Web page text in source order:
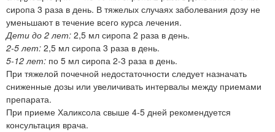
сиропа 3 раза в день. В тяжелых случаях заболевания дозу не
уменьшают в течение всего курса лечения.
Дети до 2 лет: 2,5 мл сиропа 2 раза в день.
2-5 лет: 2,5 мл сиропа 3 раза в день.
5-12 лет: по 5 мл сиропа 2-3 раза в день.
При тяжелой почечной недостаточности следует назначать
сниженные дозы или увеличивать интервалы между приемами
препарата.
При приеме Халиксола свыше 4-5 дней рекомендуется
консультация врача.